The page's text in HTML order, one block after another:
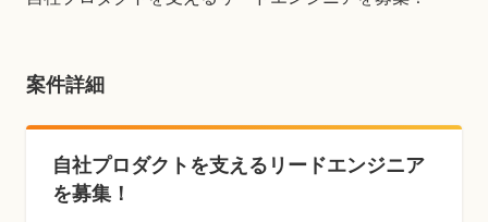
案件詳細
自社プロダクトを支えるリードエンジニア
を募集！